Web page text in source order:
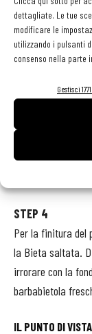
dettagliate. Le tue
modificare le
utilizzando i pulsanti
consenso nella parte
Gestisci
per i minuti
passarle nel
sale. Lasciare il
po’ di acqua.
STEP 3
Per la fonduta di
inserirci il
sciogliere il tutto
di sale.
STEP 4
Per la finitura del
la Bieta saltata.
irrorare con la
barbabietola
IL PUNTO DI